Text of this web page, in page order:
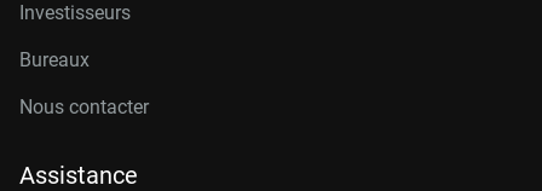
Investisseurs
Bureaux
Nous contacter
Assistance